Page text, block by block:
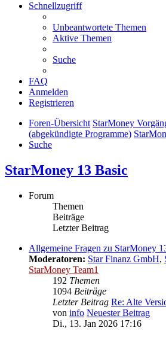
Schnellzugriff
Unbeantwortete Themen
Aktive Themen
Suche
FAQ
Anmelden
Registrieren
Foren-Übersicht StarMoney
(abgekündigte Programme)
Suche
StarMoney 13 Basic
Forum
Themen
Beiträge
Letzter Beitrag
Allgemeine Fragen zu StarMoney
Moderatoren: Star Finanz GmbH,
StarMoney Team1
192 Themen
1094 Beiträge
Letzter Beitrag Re: Alte
von info Neuester Beitrag
Di., 13. Jan 2026 17:16